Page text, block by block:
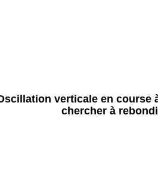
verticale en course
chercher à